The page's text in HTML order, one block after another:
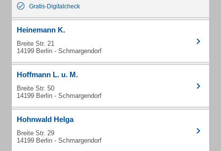
Gratis-Digitalcheck
Heinemann K.
Breite Str. 21
14199 Berlin - Schmargendorf
Hoffmann L. u. M.
Breite Str. 50
14199 Berlin - Schmargendorf
Hohnwald Helga
Breite Str. 29
14199 Berlin - Schmargendorf